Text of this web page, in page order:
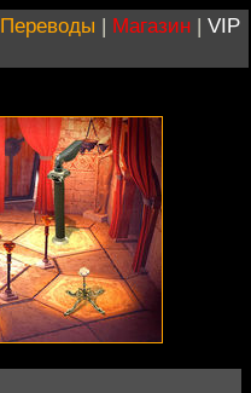
Переводы | Магазин | VIP